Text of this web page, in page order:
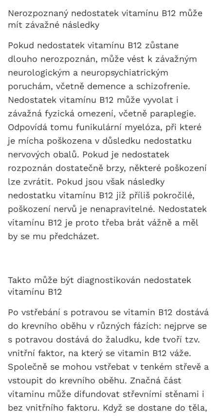
Nerozpoznaný nedostatek vitamínu B12 může
mít závažné následky
Pokud nedostatek vitamínu B12 zůstane
dlouho nerozpoznán, může vést k závažným
neurologickým a neuropsychiatrickým
poruchám, včetně demence a schizofrenie.
Nedostatek vitamínu B12 může vyvolat i
závažná fyzická omezení, včetně paraplegie.
Odpovídá tomu funikulární myelóza, při které
je mícha poškozena v důsledku nedostatku
nervových obalů. Pokud je nedostatek
rozpoznán dostatečně brzy, některé poškození
lze zvrátit. Pokud jsou však následky
nedostatku vitamínu B12 již příliš pokročilé,
poškození nervů je nenapravitelné. Nedostatek
vitamínu B12 je proto třeba brát vážně a měl
by se mu předcházet.
Takto může být diagnostikován nedostatek
vitamínu B12
Po vstřebání s potravou se vitamin B12 dostává
do krevního oběhu v různých fázích: nejprve se
s potravou dostává do žaludku, kde tvoří tzv.
vnitřní faktor, na který se vitamin B12 váže.
Společně se mohou vstřebat v tenkém střevě a
vstoupit do krevního oběhu. Značná část
vitaminu může difundovat střevními stěnami i
bez vnitřního faktoru. Když se dostane do těla,